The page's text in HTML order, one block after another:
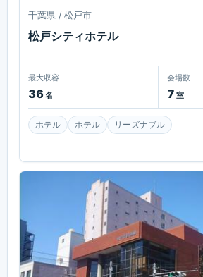
千葉県 / 松戸市
松戸シティホテル
最大収容
36 名
会場数
7 室
ホテル ホテル リーズナブル